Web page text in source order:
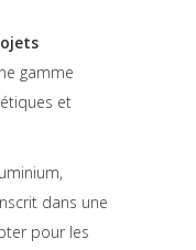
gamme
et
dans une
pour les